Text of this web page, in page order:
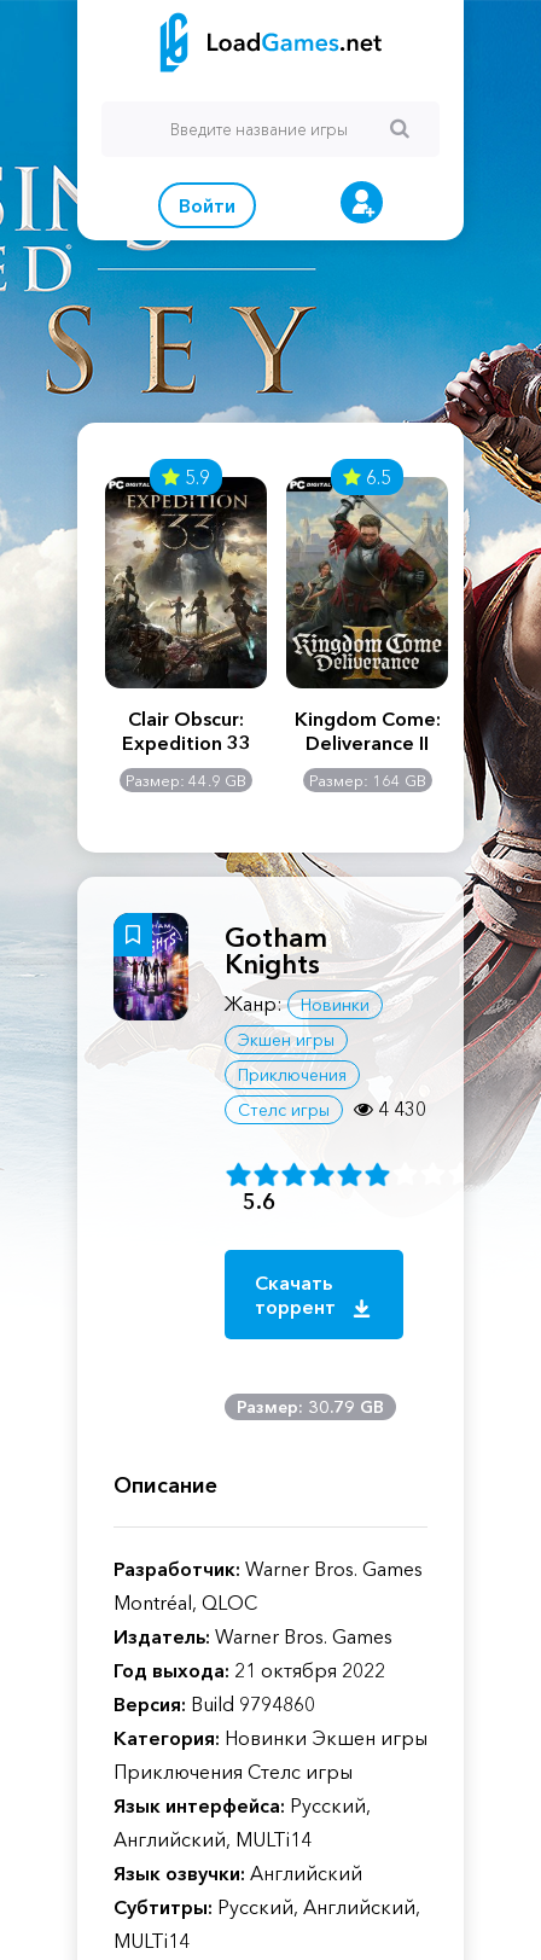
Войти
Creed
5.9
Clair Obscur:
Expedition 33
Размер: 44.9 GB
6.5
Kingdom Come:
Deliverance II
Размер: 164 GB
The
Gotham
Knights
Жанр:
Новинки
Экшен игры
Приключения
Стелс игры
4 430
5.6
Скачать
торрент
Размер: 30.79 GB
Описание
Разработчик: Warner Bros. Games
Montréal, QLOC
Издатель: Warner Bros. Games
Год выхода: 21 октября 2022
Версия: Build 9794860
Категория: Новинки Экшен игры
Приключения Стелс игры
Язык интерфейса: Русский,
Английский, MULTi14
Язык озвучки: Английский
Субтитры: Русский, Английский,
MULTi14